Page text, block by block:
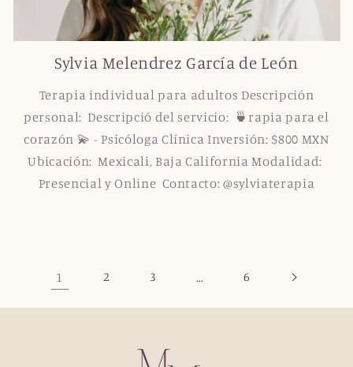
Sylvia Melendrez García de León
Terapia individual para adultos Descripción
personal: Descripció del servicio: 🍵rapia para el
corazón 💫 - Psicóloga Clínica Inversión: $800 MXN
Ubicación: Mexicali, Baja California Modalidad:
Presencial y Online Contacto: @sylviaterapia
1 2 3 … 6